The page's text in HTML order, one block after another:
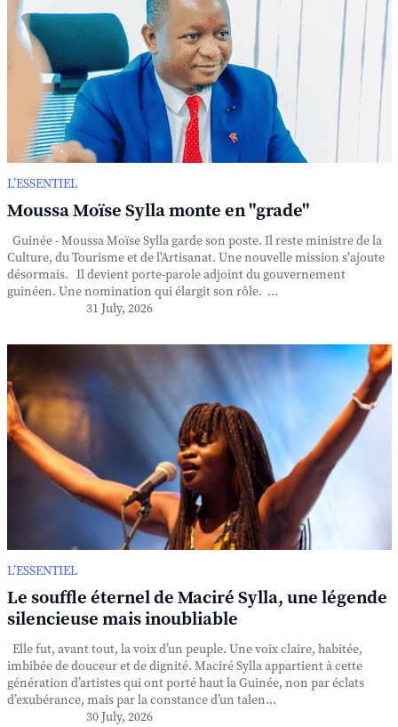
L’ESSENTIEL
Moussa Moïse Sylla monte en "grade"
Guinée - Moussa Moïse Sylla garde son poste. Il reste ministre de la
Culture, du Tourisme et de l'Artisanat. Une nouvelle mission s'ajoute
désormais. Il devient porte-parole adjoint du gouvernement
guinéen. Une nomination qui élargit son rôle. ...
31 July, 2026
L’ESSENTIEL
Le souffle éternel de Maciré Sylla, une légende
silencieuse mais inoubliable
Elle fut, avant tout, la voix d’un peuple. Une voix claire, habitée,
imbibée de douceur et de dignité. Maciré Sylla appartient à cette
génération d’artistes qui ont porté haut la Guinée, non par éclats
d’exubérance, mais par la constance d’un talen...
30 July, 2026